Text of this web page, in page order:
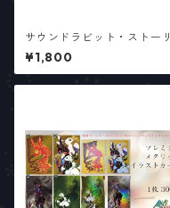
サウンドラビット・ストーリ
ーズ「祭りばやしと戦の音」
設定資料集＋音楽CD
¥1,800